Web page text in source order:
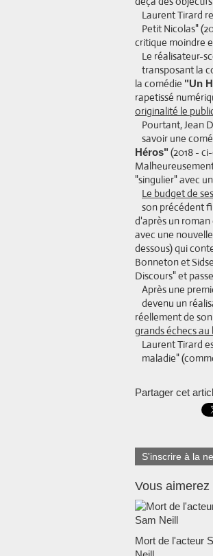
Laurent Tirard
Petit Nicolas"
critique moindre
Le réalisateur-
transposant la
la comédie "Un
rapetissé
originalité le
Pourtant, Jean
savoir une
Héros" (2018 -
"singulier" avec
Le budget de
son précédent
d'après un roman
avec une
dessous) qui
Bonneton et
Discours" et
Après une
devenu un
réellement de
grands échecs
Laurent Tirard
maladie"
Partager cet
S'inscrire à la
Vous aimerez
Mort de l'acteur